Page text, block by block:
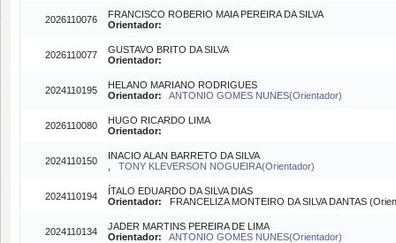
2026110076
FRANCISCO ROBERIO MAIA PEREIRA DA SILVA
Orientador:
2026110077
GUSTAVO BRITO DA SILVA
Orientador:
2024110195
HELANO MARIANO RODRIGUES
Orientador:
ANTONIO GOMES NUNES(Orientador)
2026110080
HUGO RICARDO LIMA
Orientador:
2024110150
INACIO ALAN BARRETO DA SILVA
TONY KLEVERSON NOGUEIRA(Orientador)
2024110194
ÍTALO EDUARDO DA SILVA DIAS
Orientador: FRANCELIZA MONTEIRO DA SILVA DANTAS
2024110134
JADER MARTINS PEREIRA DE LIMA
Orientador:
ANTONIO GOMES NUNES(Orientador)